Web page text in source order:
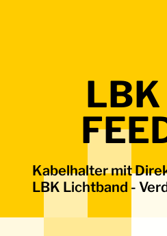
Kabelhalter mit
LBK Lichtband -